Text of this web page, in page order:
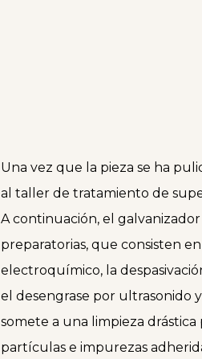
Una vez que la pieza se ha
al taller de tratamiento de
A continuación, el
preparatorias, que consisten
electroquímico, la
el desengrase por ultrasonido
somete a una limpieza drástica
partículas e impurezas